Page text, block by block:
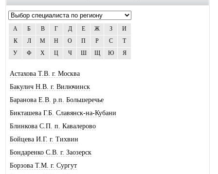
А Б В Г Д Е Ж З
И
К
Л М Н О П Р С
Т
У
Ф Х Ц Ч Ш Щ Ю Я
Астахова Т.В. г. Москва
Бакулич Н.В. г. Вилючинск
Баранова Е.В. р.п. Большеречье
Бикташева Г.Б. Славянск-на-Кубани
Блинкова С.П. п. Кавалерово
Бойцева И.Г. г. Тихвин
Бондаренко С.В. г. Заозерск
Борзова Т.М. г. Сургут